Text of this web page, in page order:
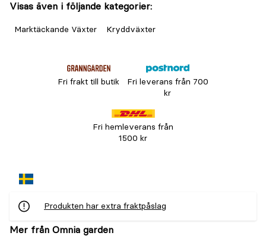
Visas även i följande kategorier:
Marktäckande Växter Kryddväxter
Fri frakt till butik
Fri leverans från 700
kr
Fri hemleverans från
1500 kr
Produkten har extra fraktpåslag
Mer från Omnia garden